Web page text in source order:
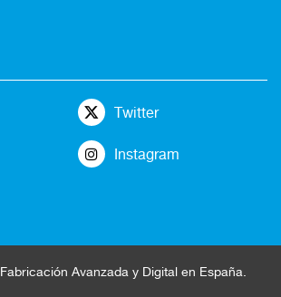
Twitter
Instagram
Fabricación Avanzada y Digital en España